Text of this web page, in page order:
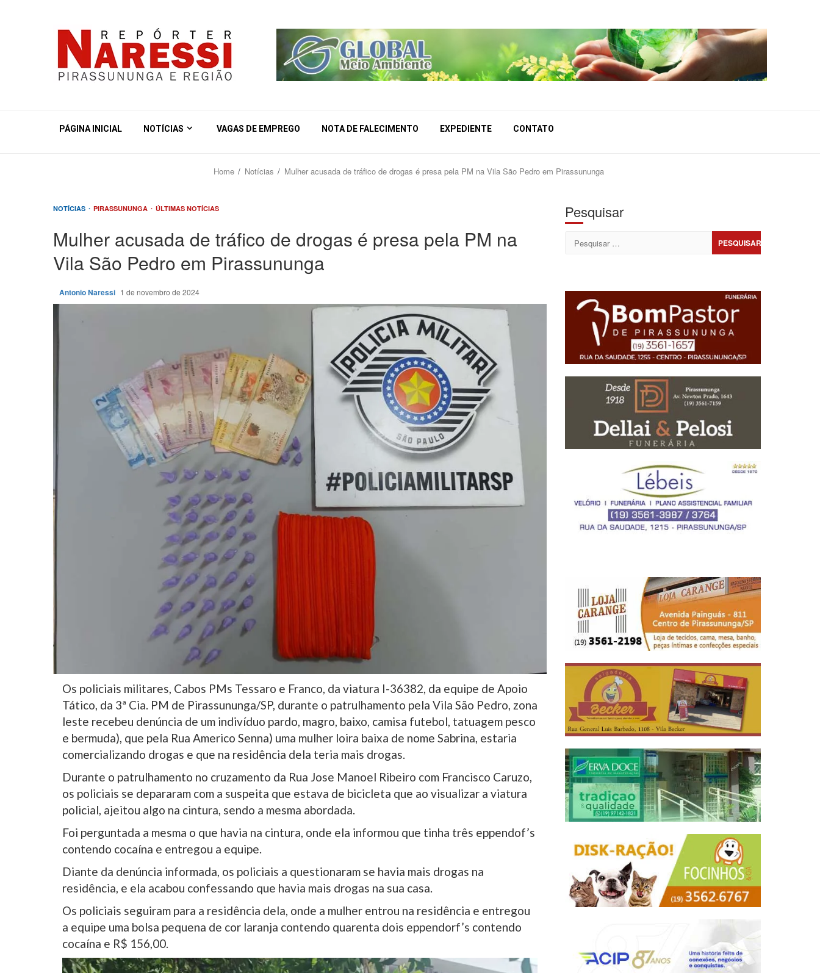
PÁGINA INICIAL NOTÍCIAS VAGAS DE EMPREGO NOTA DE FALECIMENTO EXPEDIENTE CONTATO
Home Notícias Mulher acusada de tráfico de drogas é presa pela PM na Vila São Pedro em Pirassununga
NOTÍCIAS PIRASSUNUNGA ÚLTIMAS NOTÍCIAS
Mulher acusada de tráfico de drogas é presa pela PM na
Vila São Pedro em Pirassununga
Antonio Naressi 1 de novembro de 2024
Os policiais militares, Cabos PMs Tessaro e Franco, da viatura I-36382, da equipe de Apoio
Tático, da 3ª Cia. PM de Pirassununga/SP, durante o patrulhamento pela Vila São Pedro, zona
leste recebeu denúncia de um indivíduo pardo, magro, baixo, camisa futebol, tatuagem pesco
e bermuda), que pela Rua Americo Senna) uma mulher loira baixa de nome Sabrina, estaria
comercializando drogas e que na residência dela teria mais drogas.
Durante o patrulhamento no cruzamento da Rua Jose Manoel Ribeiro com Francisco Caruzo,
os policiais se depararam com a suspeita que estava de bicicleta que ao visualizar a viatura
policial, ajeitou algo na cintura, sendo a mesma abordada.
Foi perguntada a mesma o que havia na cintura, onde ela informou que tinha três eppendof’s
contendo cocaína e entregou a equipe.
Diante da denúncia informada, os policiais a questionaram se havia mais drogas na
residência, e ela acabou confessando que havia mais drogas na sua casa.
Os policiais seguiram para a residência dela, onde a mulher entrou na residência e entregou
a equipe uma bolsa pequena de cor laranja contendo quarenta dois eppendorf’s contendo
cocaína e R$ 156,00.
Pesquisar
Pesquisar